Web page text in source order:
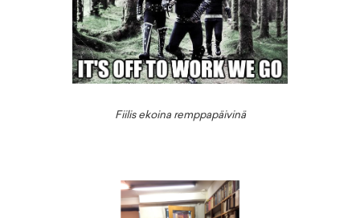
Fiilis ekoina remppapäivinä